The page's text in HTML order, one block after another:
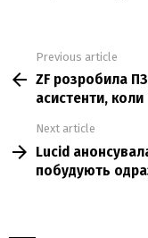
more
Previous article
ZF розробила
асистенти,
Next article
Lucid
побудують